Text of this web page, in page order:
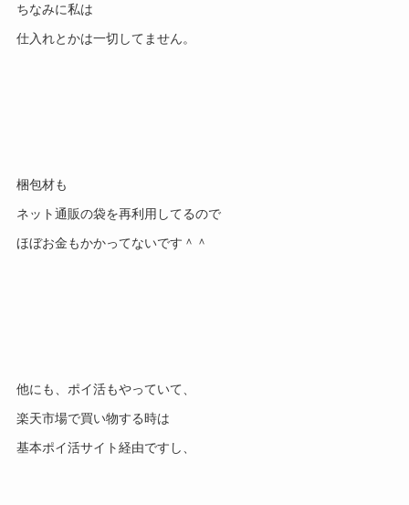
ちなみに私は
仕入れとかは一切してません。
梱包材も
ネット通販の袋を再利用してるので
ほぼお金もかかってないです＾＾
他にも、ポイ活もやっていて、
楽天市場で買い物する時は
基本ポイ活サイト経由ですし、